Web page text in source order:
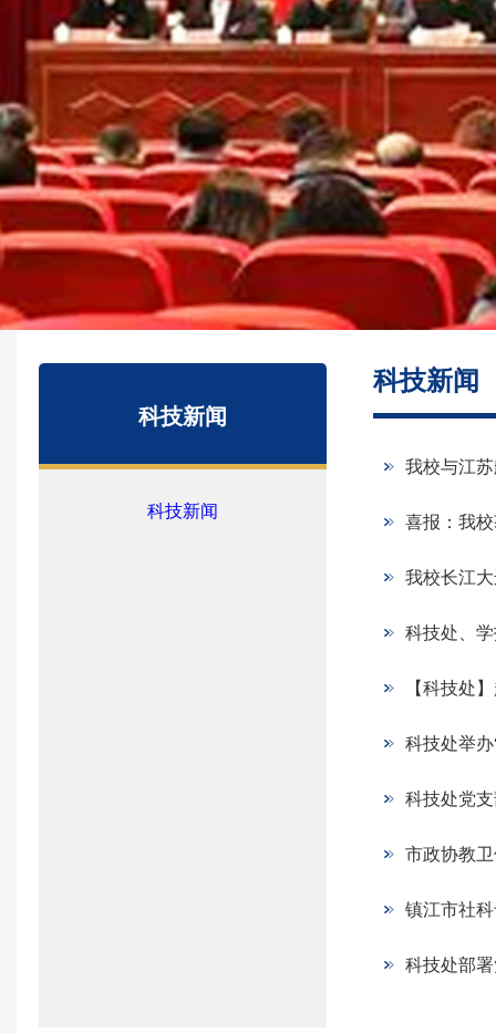
科技新闻
科技新闻
科技新闻
我校与江
喜报：我
我校长江
科技处、
【科技处
科技处举
科技处党
市政协教
镇江市社
科技处部